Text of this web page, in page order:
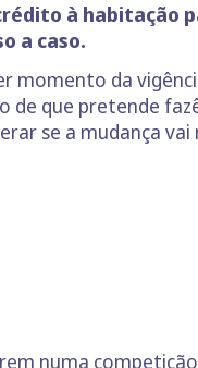
à habitação
a caso.
momento da
que pretende
se a mudança
numa